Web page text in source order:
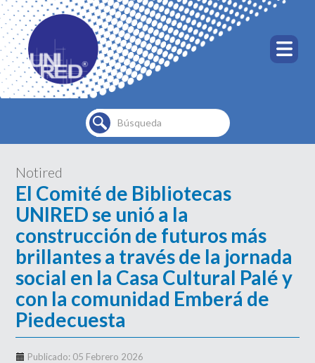
Buscar...
Notired
El Comité de Bibliotecas
UNIRED se unió a la
construcción de futuros más
brillantes a través de la jornada
social en la Casa Cultural Palé y
con la comunidad Emberá de
Piedecuesta
Publicado: 05 Febrero 2026